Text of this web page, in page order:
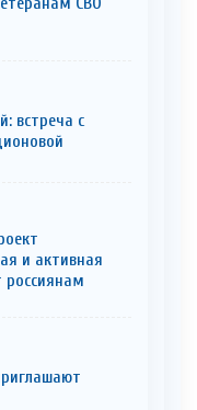
встреча с
и активная
россиянам